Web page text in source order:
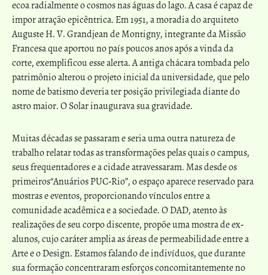
ecoa radialmente o cosmos nas águas do lago. A casa é capaz de
impor atração epicêntrica. Em 1951, a moradia do arquiteto
Auguste H. V. Grandjean de Montigny, integrante da Missão
Francesa que aportou no país poucos anos após a vinda da
corte, exemplificou esse alerta. A antiga chácara tombada pelo
patrimônio alterou o projeto inicial da universidade, que pelo
nome de batismo deveria ter posição privilegiada diante do
astro maior. O Solar inaugurava sua gravidade.
Muitas décadas se passaram e seria uma outra natureza de
trabalho relatar todas as transformações pelas quais o campus,
seus frequentadores e a cidade atravessaram. Mas desde os
primeiros“Anuários PUC-Rio”, o espaço aparece reservado para
mostras e eventos, proporcionando vínculos entre a
comunidade acadêmica e a sociedade. O DAD, atento às
realizações de seu corpo discente, propõe uma mostra de ex-
alunos, cujo caráter amplia as áreas de permeabilidade entre a
Arte e o Design. Estamos falando de indivíduos, que durante
sua formação concentraram esforços concomitantemente no